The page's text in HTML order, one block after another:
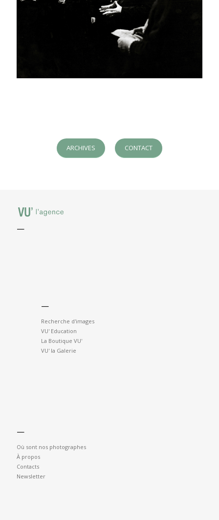
ARCHIVES CONTACT
—
—
Recherche d'images
VU' Education
La Boutique VU'
VU' la Galerie
—
Où sont nos photographes
À propos
Contacts
Newsletter